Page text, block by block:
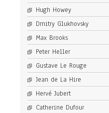
Hugh Howey
Dmitry Glukhovsky
Max Brooks
Peter Heller
Gustave Le Rouge
Jean de La Hire
Hervé Jubert
Catherine Dufour